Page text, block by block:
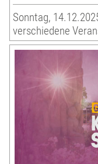
Sonntag,
verschiedene